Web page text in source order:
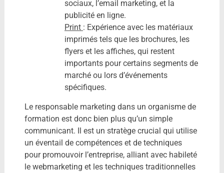
sociaux, l’email marketing, et la
publicité en ligne.
Print : Expérience avec les matériaux
imprimés tels que les brochures, les
flyers et les affiches, qui restent
importants pour certains segments de
marché ou lors d’événements
spécifiques.
Le responsable marketing dans un organisme de
formation est donc bien plus qu’un simple
communicant. Il est un stratège crucial qui utilise
un éventail de compétences et de techniques
pour promouvoir l’entreprise, alliant avec habileté
le webmarketing et les techniques traditionnelles